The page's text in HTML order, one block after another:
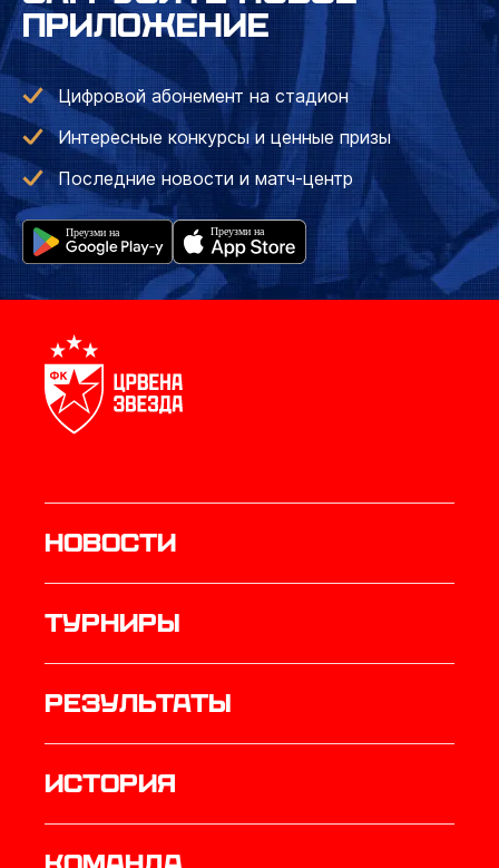
ПРИЛОЖЕНИЕ
Цифровой абонемент на стадион
Интересные конкурсы и ценные призы
Последние новости и матч-центр
Новости
Турниры
результаты
история